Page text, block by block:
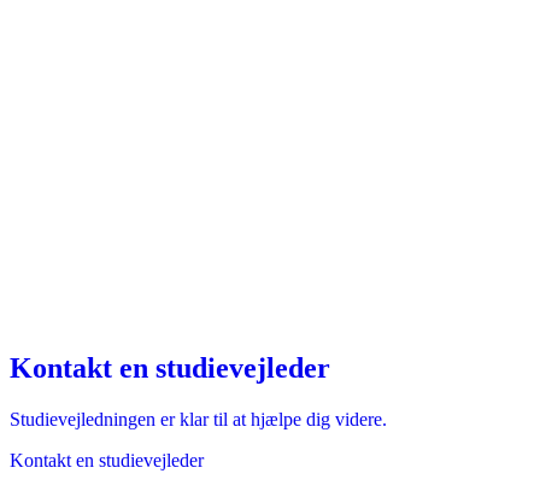
Kontakt en studievejleder
Studievejledningen er klar til at hjælpe dig videre.
Kontakt en studievejleder